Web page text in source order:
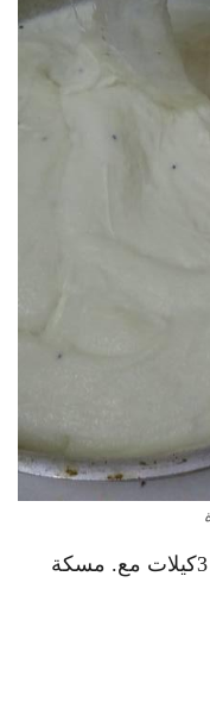
المقادير :13كباية حليب يعني حوالي 3كيلات مع. مسكة